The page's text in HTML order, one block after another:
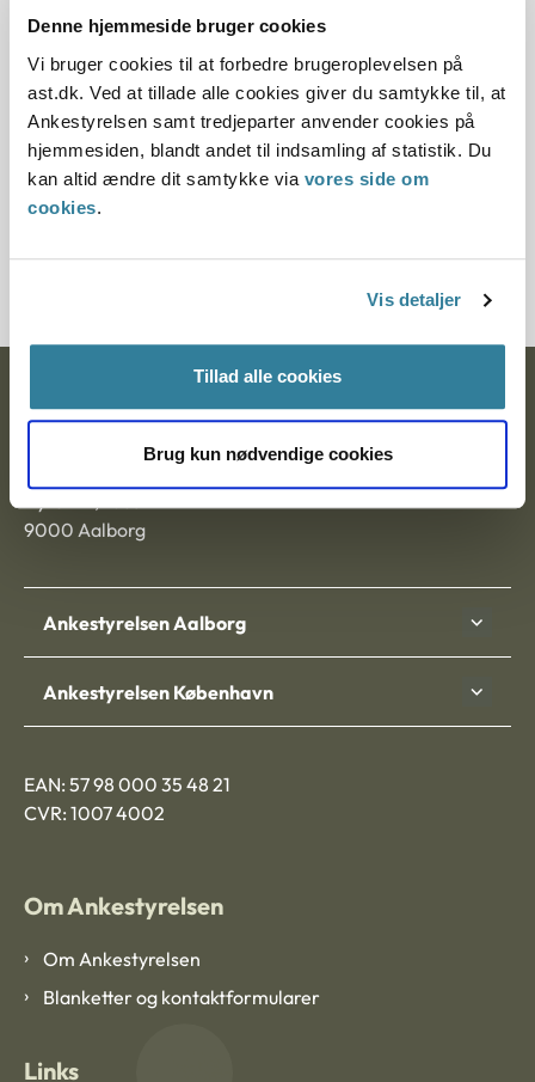
Denne hjemmeside bruger cookies
Vi bruger cookies til at forbedre brugeroplevelsen på
ast.dk. Ved at tillade alle cookies giver du samtykke til, at
Ankestyrelsen samt tredjeparter anvender cookies på
hjemmesiden, blandt andet til indsamling af statistik. Du
kan altid ændre dit samtykke via vores side om
cookies.
Vis detaljer
Tillad alle cookies
Brug kun nødvendige cookies
Paragraf
§ 6
Journalnummer
2014-5012-30185
Ankestyrelsen
Nytorv 7, 2. sal
9000 Aalborg
Ankestyrelsen Aalborg
Ankestyrelsen København
EAN: 57 98 000 35 48 21
CVR: 1007 4002
Om Ankestyrelsen
Om Ankestyrelsen
Blanketter og kontaktformularer
Links